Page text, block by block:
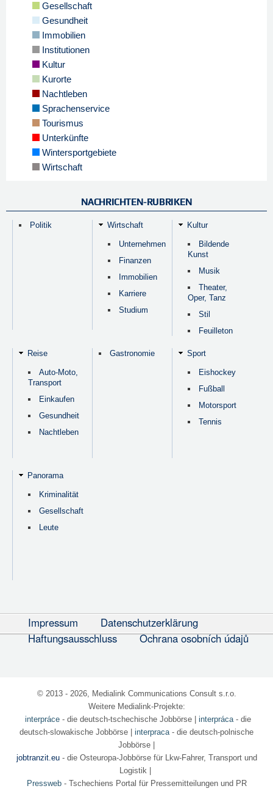
Gesellschaft
Gesundheit
Immobilien
Institutionen
Kultur
Kurorte
Nachtleben
Sprachenservice
Tourismus
Unterkünfte
Wintersportgebiete
Wirtschaft
NACHRICHTEN-RUBRIKEN
Politik Wirtschaft
Unternehmen
Finanzen
Immobilien
Karriere
Studium
Kultur
Bildende
Kunst
Musik
Theater,
Oper, Tanz
Stil
Feuilleton
Reise
Auto-Moto,
Transport
Einkaufen
Gesundheit
Nachtleben
Gastronomie Sport
Eishockey
Fußball
Motorsport
Tennis
Panorama
Kriminalität
Gesellschaft
Leute
Impressum
Datenschutzerklärung
Haftungsausschluss
Ochrana osobních údajů
© 2013 - 2026, Medialink Communications Consult s.r.o.
Weitere Medialink-Projekte:
interpráce- die deutsch-tschechische Jobbörse| interpráca- die
deutsch-slowakische Jobbörse | interpraca- die deutsch-polnische
Jobbörse |
jobtranzit.eu- die Osteuropa-Jobbörse für Lkw-Fahrer, Transport und
Logistik |
Pressweb- Tschechiens Portal für Pressemitteilungen und PR